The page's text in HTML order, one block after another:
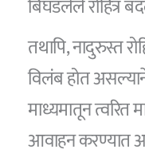
बिघडलेले रोहित्र
तथापि, नादुरुस्त
विलंब होत
माध्यमातून
आवाहन